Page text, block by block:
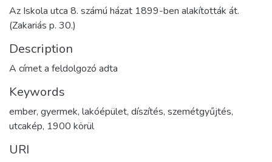
Az Iskola utca 8. számú házat 1899-ben alakították át.
(Zakariás p. 30.)
Description
A címet a feldolgozó adta
Keywords
ember, gyermek, lakóépület, díszítés, szemétgyűjtés,
utcakép, 1900 körül
URI